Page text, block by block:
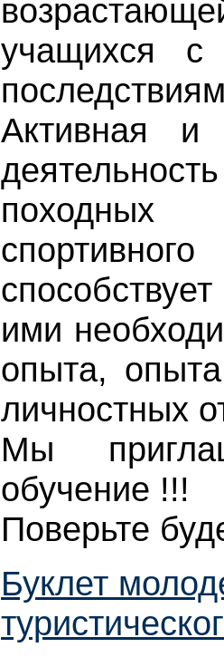
учащихся с
Активная и
ими
опыта,
личностных
Мы
обучение !!!
Поверьте
Буклет